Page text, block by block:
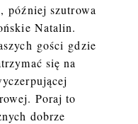
później szutrowa
Natalin.
gości gdzie
się na
Poraj to
dobrze